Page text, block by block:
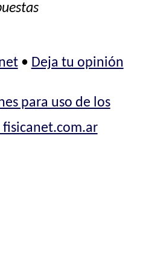
• Deja tu opinión
para uso de los